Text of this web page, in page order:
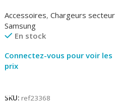
EP-TA800
Accessoires, Chargeurs secteur
Samsung
En stock
Connectez-vous pour voir les
prix
SKU: ref23368